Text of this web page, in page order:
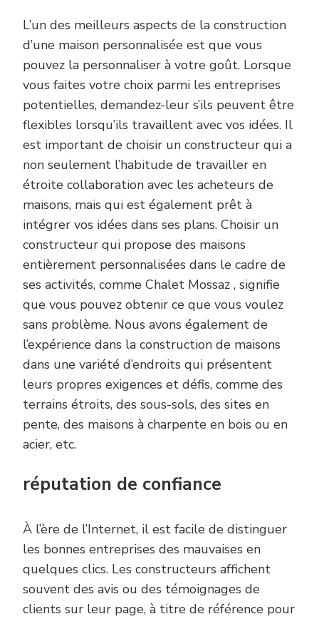
L’un des meilleurs aspects de la construction
d’une maison personnalisée est que vous
pouvez la personnaliser à votre goût. Lorsque
vous faites votre choix parmi les entreprises
potentielles, demandez-leur s’ils peuvent être
flexibles lorsqu’ils travaillent avec vos idées. Il
est important de choisir un constructeur qui a
non seulement l’habitude de travailler en
étroite collaboration avec les acheteurs de
maisons, mais qui est également prêt à
intégrer vos idées dans ses plans. Choisir un
constructeur qui propose des maisons
entièrement personnalisées dans le cadre de
ses activités, comme Chalet Mossaz , signifie
que vous pouvez obtenir ce que vous voulez
sans problème. Nous avons également de
l’expérience dans la construction de maisons
dans une variété d’endroits qui présentent
leurs propres exigences et défis, comme des
terrains étroits, des sous-sols, des sites en
pente, des maisons à charpente en bois ou en
acier, etc.
réputation de confiance
À l’ère de l’Internet, il est facile de distinguer
les bonnes entreprises des mauvaises en
quelques clics. Les constructeurs affichent
souvent des avis ou des témoignages de
clients sur leur page, à titre de référence pour